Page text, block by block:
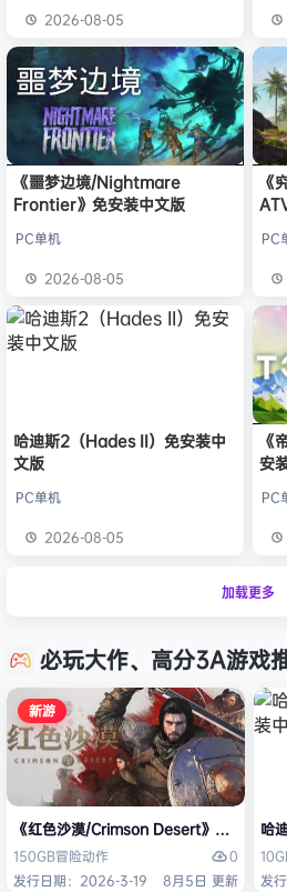
2026-08-05
《噩梦边境/Nightmare
Frontier》免安装中文版
PC单机
2026-08-05
《
PC
哈迪斯2（Hades II）免安装中
文版
PC单机
2026-08-05
《
安
PC
加载更多
必玩大作、高分3A游戏推
新游
《红色沙漠/Crimson Desert》免安装中
150GB冒险动作
0
发行日期：2026-3-19
8月5日 更新
哈
发